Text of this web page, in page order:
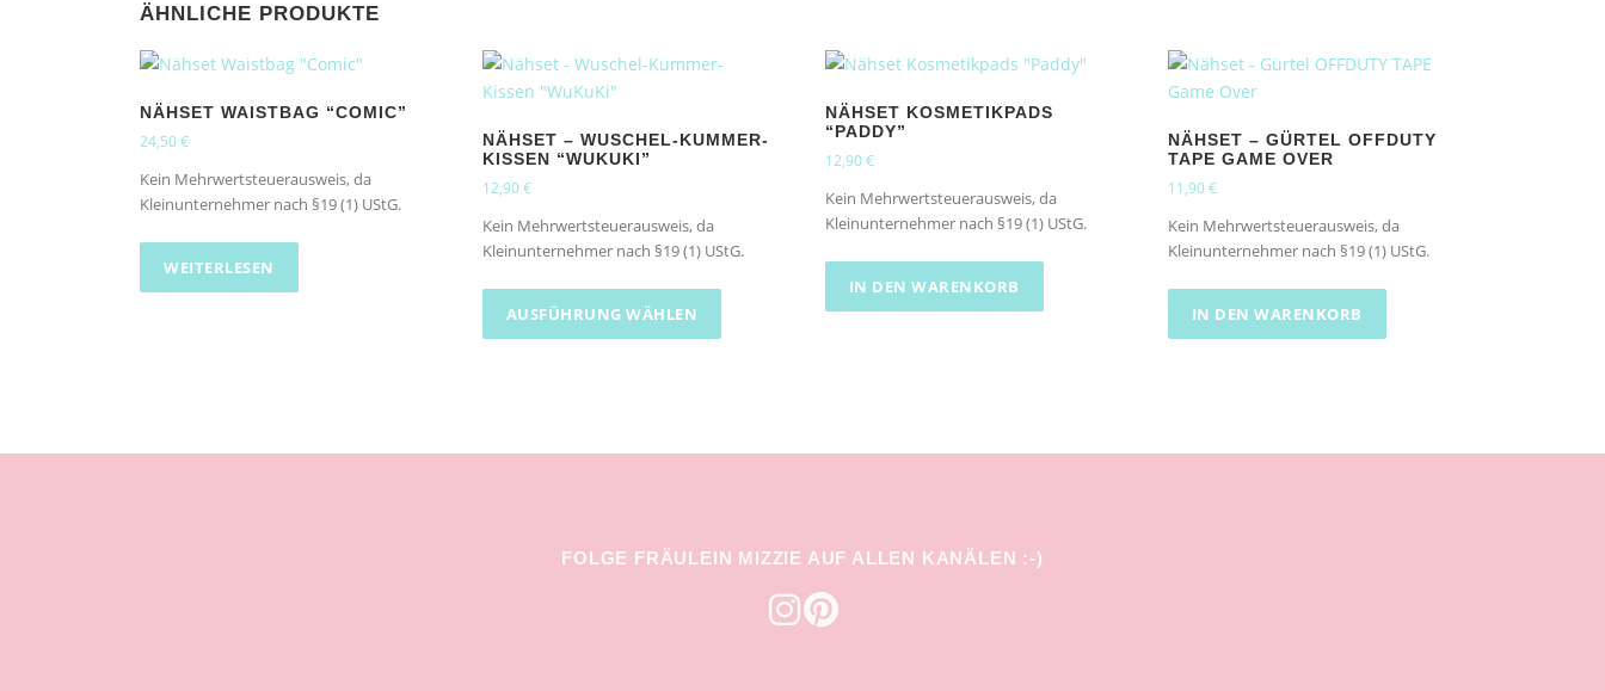
ÄHNLICHE PRODUKTE
NÄHSET WAISTBAG “COMIC”
24,50€
Kein Mehrwertsteuerausweis, da
Kleinunternehmer nach §19 (1) UStG.
WEITERLESEN
NÄHSET – WUSCHEL-KUMMER-
KISSEN “WUKUKI”
12,90€
Kein Mehrwertsteuerausweis, da
Kleinunternehmer nach §19 (1) UStG.
AUSFÜHRUNG WÄHLEN
D
e
P
u
NÄHSET KOSMETIKPADS
“PADDY”
12,90€
Kein Mehrwertsteuerausweis, da
Kleinunternehmer nach §19 (1) UStG.
IN DEN WARENKORB
NÄHSET – GÜRTEL OFFDUTY
TAPE GAME OVER
11,90€
Kein Mehrwertsteuerausweis, da
Kleinunternehmer nach §19 (1) UStG.
IN DEN WARENKORB
FOLGE FRÄULEIN MIZZIE AUF ALLEN KANÄLEN :-)